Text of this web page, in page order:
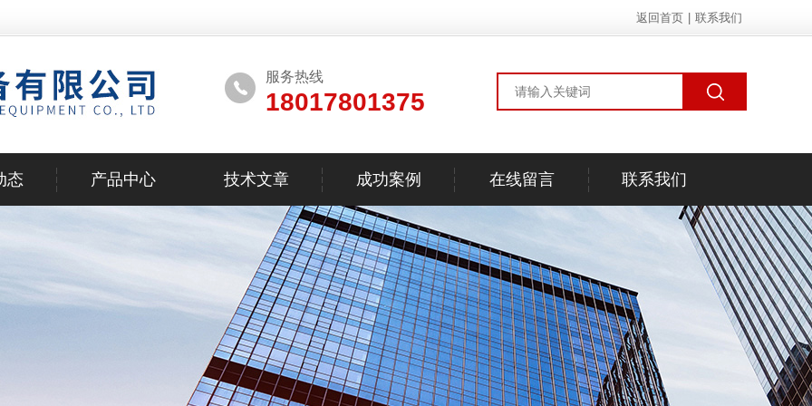
返回首页 联系我们
服务热线
18017801375
态 产品中心 技术文章 成功案例 在线留言 联系我们